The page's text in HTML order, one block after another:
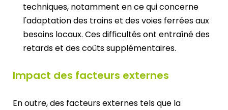
techniques, notamment en ce qui concerne
l'adaptation des trains et des voies ferrées aux
besoins locaux. Ces difficultés ont entraîné des
retards et des coûts supplémentaires.
Impact des facteurs externes
En outre, des facteurs externes tels que la